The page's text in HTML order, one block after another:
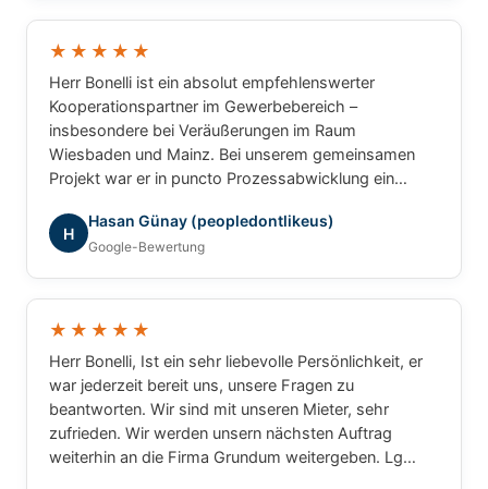
und können Herrn Bonelli uneingeschränkt
weiterempfehlen. Vielen Dank für die hervorragende
★★★★★
Herr Bonelli ist ein absolut empfehlenswerter
Kooperationspartner im Gewerbebereich –
insbesondere bei Veräußerungen im Raum
Wiesbaden und Mainz. Bei unserem gemeinsamen
Projekt war er in puncto Prozessabwicklung ein
ergebnisorientiert. Für gewerbliche Transaktionen
würde ich jederzeit wieder mit ihm
zusammenarbeiten.
H
Hasan Günay (peopledontlikeus)
Google-Bewertung
★★★★★
Herr Bonelli, Ist ein sehr liebevolle Persönlichkeit, er
war jederzeit bereit uns, unsere Fragen zu
beantworten. Wir sind mit unseren Mieter, sehr
zufrieden. Wir werden unsern nächsten Auftrag
weiterhin an die Firma Grundum weitergeben. Lg